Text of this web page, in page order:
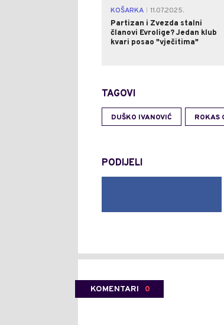
KOŠARKA
11.07.2025.
Partizan i Zvezda stalni
članovi Evrolige? Jedan klub
kvari posao "vječitima"
TAGOVI
DUŠKO IVANOVIĆ ROKAS
PODIJELI
KOMENTARI 0